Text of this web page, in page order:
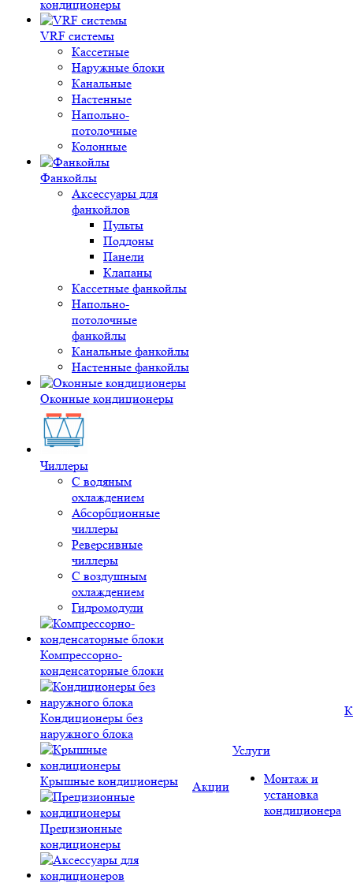
кондиционеры
VRF системы
Кассетные
Наружные блоки
Канальные
Настенные
Напольно-
потолочные
Колонные
Фанкойлы
Аксессуары для
фанкойлов
Пульты
Поддоны
Панели
Клапаны
Кассетные фанкойлы
Напольно-
потолочные
фанкойлы
Канальные фанкойлы
Настенные фанкойлы
Оконные кондиционеры
Чиллеры
С водяным
охлаждением
Абсорбционные
чиллеры
Реверсивные
чиллеры
С воздушным
охлаждением
Гидромодули
Компрессорно-
конденсаторные блоки
Кондиционеры без
наружного блока
Крышные кондиционеры
Прецизионные
кондиционеры
Акции
Услуги
Монтаж и
установка
кондиционера